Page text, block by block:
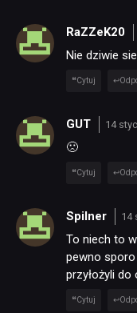
RaZZeK20
Nie dziwie
Cytuj
GUT 14
🙁
Cytuj
Spilner 14
To niech to
pewno sporo
przyłożyli
Cytuj